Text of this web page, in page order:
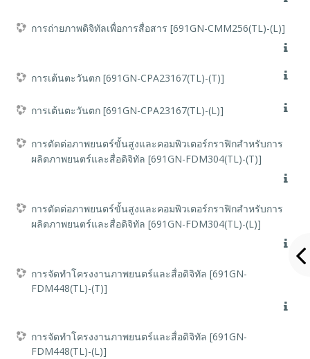
การถ่ายภาพดิจิทัลเพื่อการสื่อสาร [691GN-CMM256(TL)-(L)]
การเต้นตะวันตก [691GN-CPA23167(TL)-(T)]
การเต้นตะวันตก [691GN-CPA23167(TL)-(L)]
การตัดต่อภาพยนตร์ขั้นสูงและคอมพิวเตอร์กราฟิกสำหรับการ
ผลิตภาพยนตร์และสื่อดิจิทัล [691GN-FDM304(TL)-(T)]
การตัดต่อภาพยนตร์ขั้นสูงและคอมพิวเตอร์กราฟิกสำหรับการ
ผลิตภาพยนตร์และสื่อดิจิทัล [691GN-FDM304(TL)-(L)]
การจัดทำโครงงานภาพยนตร์และสื่อดิจิทัล [691GN-
FDM448(TL)-(T)]
การจัดทำโครงงานภาพยนตร์และสื่อดิจิทัล [691GN-
FDM448(TL)-(L)]